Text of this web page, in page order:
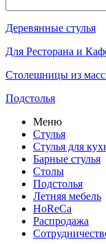
Деревянные стулья
Для Ресторана и
Столешницы из
Подстолья
Меню
Стулья
Стулья для
Барные стулья
Столы
Подстолья
Летняя мебель
HoReCa
Распродажа